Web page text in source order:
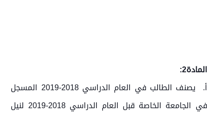
المادة2:
أ. يصنف الطالب في العام الدراسي 2018-2019 المسجل
في الجامعة الخاصة قبل العام الدراسي 2018-2019 لنيل